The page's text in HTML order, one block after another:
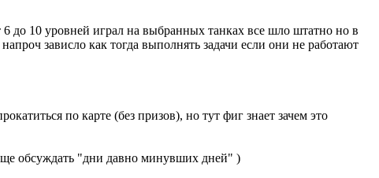
6 до 10 уровней играл на выбранных танках все шло штатно но в
зависло как тогда выполнять задачи если они не работают
по карте (без призов), но тут фиг знает зачем это
обсуждать "дни давно минувших дней" )